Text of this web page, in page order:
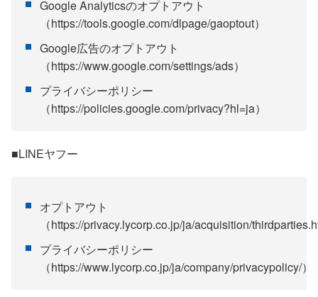
Google Analyticsのオプトアウト
（https://tools.google.com/dlpage/gaoptout）
Google広告のオプトアウト
（https://www.google.com/settings/ads）
プライバシーポリシー
（https://policies.google.com/privacy?hl=ja）
■LINEヤフー
オプトアウト
（https://privacy.lycorp.co.jp/ja/acquisition/
プライバシーポリシー
（https://www.lycorp.co.jp/ja/company/privacypolicy/）